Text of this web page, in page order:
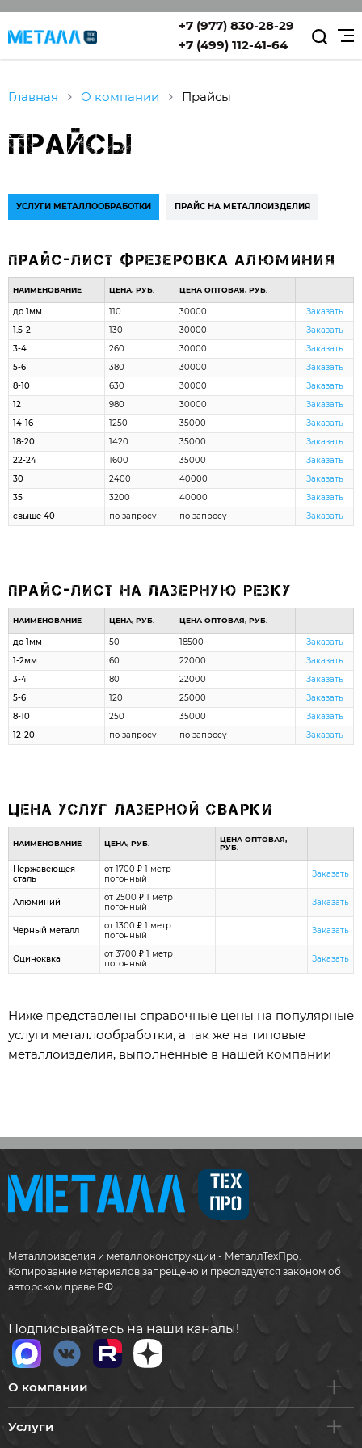
+7 (977) 830-28-29
+7 (499) 112-41-64
Главная О компании Прайсы
Прайсы
УСЛУГИ МЕТАЛЛООБРАБОТКИ ПРАЙС НА МЕТАЛЛОИЗДЕЛИЯ
Прайс-лист фрезеровка алюминия
НАИМЕНОВАНИЕ ЦЕНА, РУБ. ЦЕНА ОПТОВАЯ, РУБ.
до 1мм 110 30000
Заказать
1.5-2
130 30000
Заказать
3-4
260 30000
Заказать
5-6
380 30000
Заказать
8-10
630 30000
Заказать
12
980 30000
Заказать
14-16
1250 35000
Заказать
18-20
1420 35000
Заказать
22-24
1600 35000
Заказать
30
2400 40000
Заказать
35
3200 40000
Заказать
свыше 40
по запросу по запросу Заказать
Прайс-лист на лазерную резку
НАИМЕНОВАНИЕ ЦЕНА, РУБ. ЦЕНА ОПТОВАЯ, РУБ.
до 1мм 50 18500
Заказать
1-2мм
60 22000
Заказать
3-4
80 22000
Заказать
5-6
120 25000
Заказать
8-10
250 35000
Заказать
12-20
по запросу по запросу Заказать
Цена услуг лазерной сварки
НАИМЕНОВАНИЕ ЦЕНА, РУБ.
ЦЕНА ОПТОВАЯ,
РУБ.
Нержавеющея
сталь
от 1700 ₽ 1 метр
погонный
Заказать
Алюминий
от 2500 ₽ 1 метр
погонный
Заказать
Черный металл
от 1300 ₽ 1 метр
погонный
Заказать
Оциноквка
от 3700 ₽ 1 метр
погонный
Заказать
Ниже представлены справочные цены на популярные
услуги металлообработки, а так же на типовые
металлоизделия, выполненные в нашей компании
Металлоизделия и металлоконструкции - МеталлТехПро.
Копирование материалов запрещено и преследуется законом об
авторском праве РФ.
Подписывайтесь на наши каналы!
О компании
Услуги